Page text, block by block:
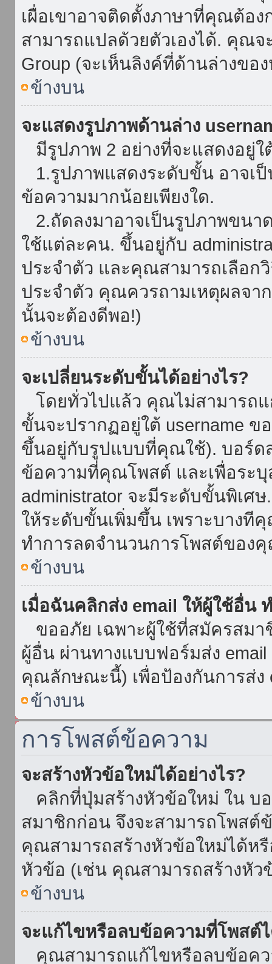
เผื่อเขาอาจติดตั้งภาษาที่คุณต้อ
สามารถแปลด้วยตัวเองได้. คุณจ
Group (จะเห็นลิงค์ที่ด้านล่างขอ
ข้างบน
จะแสดงรูปภาพด้านล่าง
มีรูปภาพ 2 อย่างที่จะแสดงอยู่ใ
1.รูปภาพแสดงระดับขั้น อาจเ
ข้อความมากน้อยเพียงใด.
2.ถัดลงมาอาจเป็นรูปภาพขนา
ใช้แต่ละคน. ขึ้นอยู่กับ
ประจำตัว และคุณสามารถเลือก
ประจำตัว คุณควรถามเหตุผลจา
นั้นจะต้องดีพอ!)
ข้างบน
จะเปลี่ยนระดับขั้นได้อย่างไร?
โดยทั่วไปแล้ว คุณไม่สามารถ
ขั้นจะปรากฏอยู่ใต้ username
ขึ้นอยู่กับรูปแบบที่คุณใช้). บอร์ด
ข้อความที่คุณโพสต์ และเพื่อระบุ
administrator จะมีระดับขั้นพิเศ
ให้ระดับขั้นเพิ่มขึ้น เพราะบางที
ทำการลดจำนวนการโพสต์ของ
ข้างบน
เมื่อฉันคลิกส่ง email ให้ผู้ใช้อื่น
ขออภัย เฉพาะผู้ใช้ที่สมัครสมา
ผู้อื่น ผ่านทางแบบฟอร์มส่ง
คุณลักษณะนี้) เพื่อป้องกันการส่ง
ข้างบน
การโพสต์ข้อความ
จะสร้างหัวข้อใหม่ได้อย่างไร?
คลิกที่ปุ่มสร้างหัวข้อใหม่ ใน บ
สมาชิกก่อน จึงจะสามารถโพส
คุณสามารถสร้างหัวข้อใหม่ได้ห
หัวข้อ (เช่น คุณสามารถสร้างหั
ข้างบน
จะแก้ไขหรือลบข้อความที่โพสต์ไ
คุณสามารถแก้ไขหรือลบข้อคว